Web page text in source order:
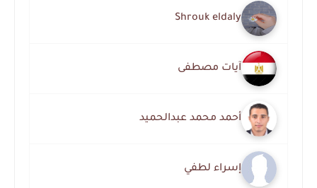
Shrouk eldaly
آيات مصطفى
أحمد محمد عبدالحميد
إسراء لطفي